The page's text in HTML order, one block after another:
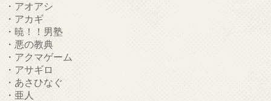
・アオアシ
・アカギ
・暁！！男塾
・悪の教典
・アクマゲーム
・アサギロ
・あさひなぐ
・亜人